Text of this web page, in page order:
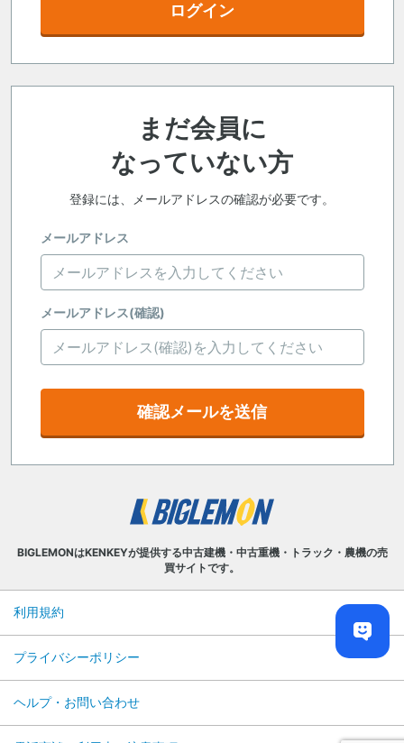
ログイン
まだ会員に
なっていない方
登録には、メールアドレスの確認が必要です。
メールアドレス
メールアドレス(確認)
確認メールを送信
BIGLEMONはKENKEYが提供する中古建機・中古重機・トラック・農機の売
買サイトです。
利用規約
プライバシーポリシー
ヘルプ・お問い合わせ